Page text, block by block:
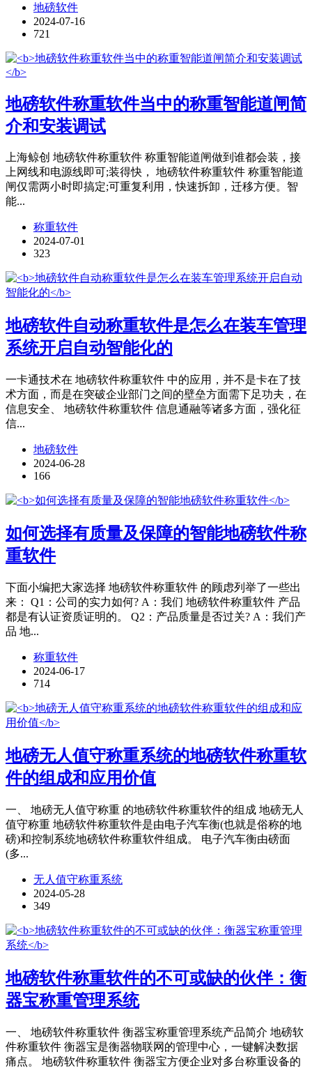
地磅软件
2024-07-16
721
地磅软件称重软件当中的称重智能道闸简
介和安装调试
上海鲸创 地磅软件称重软件 称重智能道闸做到谁都会装，接
上网线和电源线即可;装得快， 地磅软件称重软件 称重智能道
闸仅需两小时即搞定;可重复利用，快速拆卸，迁移方便。智
能...
称重软件
2024-07-01
323
地磅软件自动称重软件是怎么在装车管理
系统开启自动智能化的
一卡通技术在 地磅软件称重软件 中的应用，并不是卡在了技
术方面，而是在突破企业部门之间的壁垒方面需下足功夫，在
信息安全、 地磅软件称重软件 信息通融等诸多方面，强化征
信...
地磅软件
2024-06-28
166
如何选择有质量及保障的智能地磅软件称
重软件
下面小编把大家选择 地磅软件称重软件 的顾虑列举了一些出
来： Q1：公司的实力如何? A：我们 地磅软件称重软件 产品
都是有认证资质证明的。 Q2：产品质量是否过关? A：我们产
品 地...
称重软件
2024-06-17
714
地磅无人值守称重系统的地磅软件称重软
件的组成和应用价值
一、 地磅无人值守称重 的地磅软件称重软件的组成 地磅无人
值守称重 地磅软件称重软件是由电子汽车衡(也就是俗称的地
磅)和控制系统地磅软件称重软件组成。 电子汽车衡由磅面
(多...
无人值守称重系统
2024-05-28
349
地磅软件称重软件的不可或缺的伙伴：衡
器宝称重管理系统
一、 地磅软件称重软件 衡器宝称重管理系统产品简介 地磅软
件称重软件 衡器宝是衡器物联网的管理中心，一键解决数据
痛点。 地磅软件称重软件 衡器宝方便企业对多台称重设备的